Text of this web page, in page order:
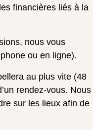
financières liés à la
nous vous
ou en ligne).
au plus vite (48
rendez-vous. Nous
sur les lieux afin de